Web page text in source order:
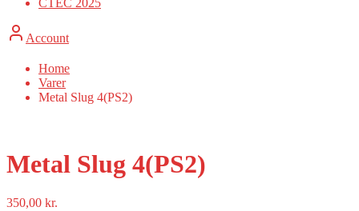
CTEC 2025
Account
Home
Varer
Metal Slug 4(PS2)
Metal Slug 4(PS2)
350,00 kr.